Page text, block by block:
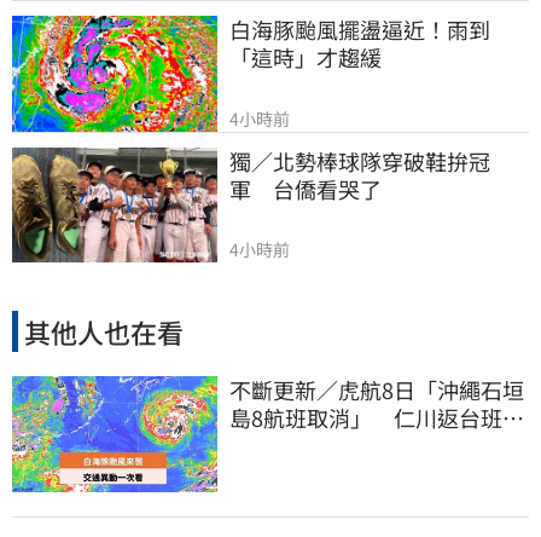
白海豚颱風擺盪逼近！雨到
「這時」才趨緩
4小時前
獨／北勢棒球隊穿破鞋拚冠
軍　台僑看哭了
4小時前
其他人也在看
不斷更新／虎航8日「沖繩石垣
島8航班取消」 仁川返台班機